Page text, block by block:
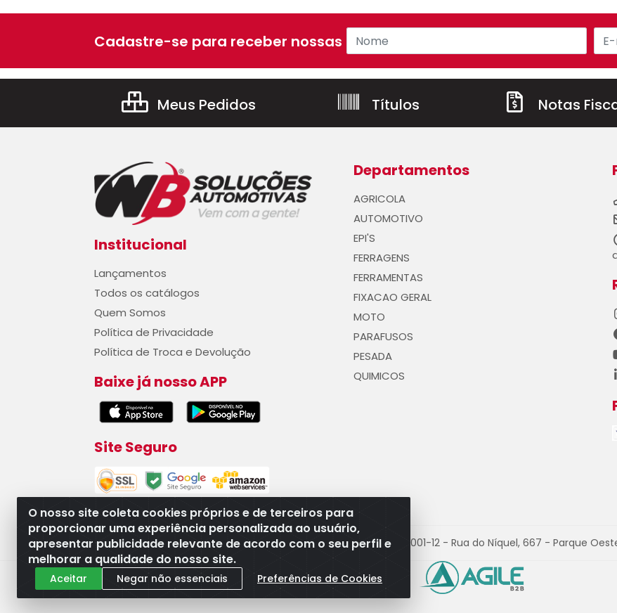
O nosso site coleta cookies próprios e de terceiros para
proporcionar uma experiência personalizada ao usuário,
apresentar publicidade relevante de acordo com o seu perfil e
melhorar a qualidade do nosso site.
Aceitar Negar não essenciais Preferências de Cookies
Cadastre-se para receber nossas ofertas!
Meus Pedidos Títulos Notas
Institucional
Lançamentos
Todos os catálogos
Quem Somos
Política de Privacidade
Política de Troca e Devolução
Baixe já nosso APP
Site Seguro
Departamentos
AGRICOLA
AUTOMOTIVO
EPI'S
FERRAGENS
FERRAMENTAS
FIXACAO GERAL
MOTO
PARAFUSOS
PESADA
QUIMICOS
WB Componentes Automotivos LTDA - CNPJ 08.528.393/0001-12 - Rua do Níquel, 667 - Parque